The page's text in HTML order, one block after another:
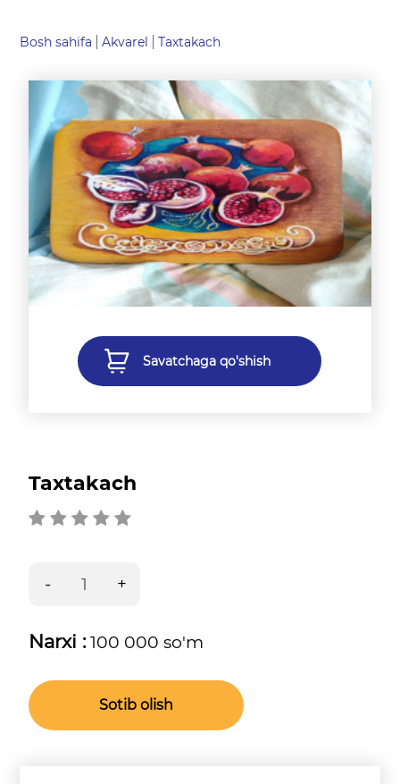
Bosh sahifa Akvarel Taxtakach
Savatchaga qo'shish
Taxtakach
Narxi :100 000 so'm
Sotib olish